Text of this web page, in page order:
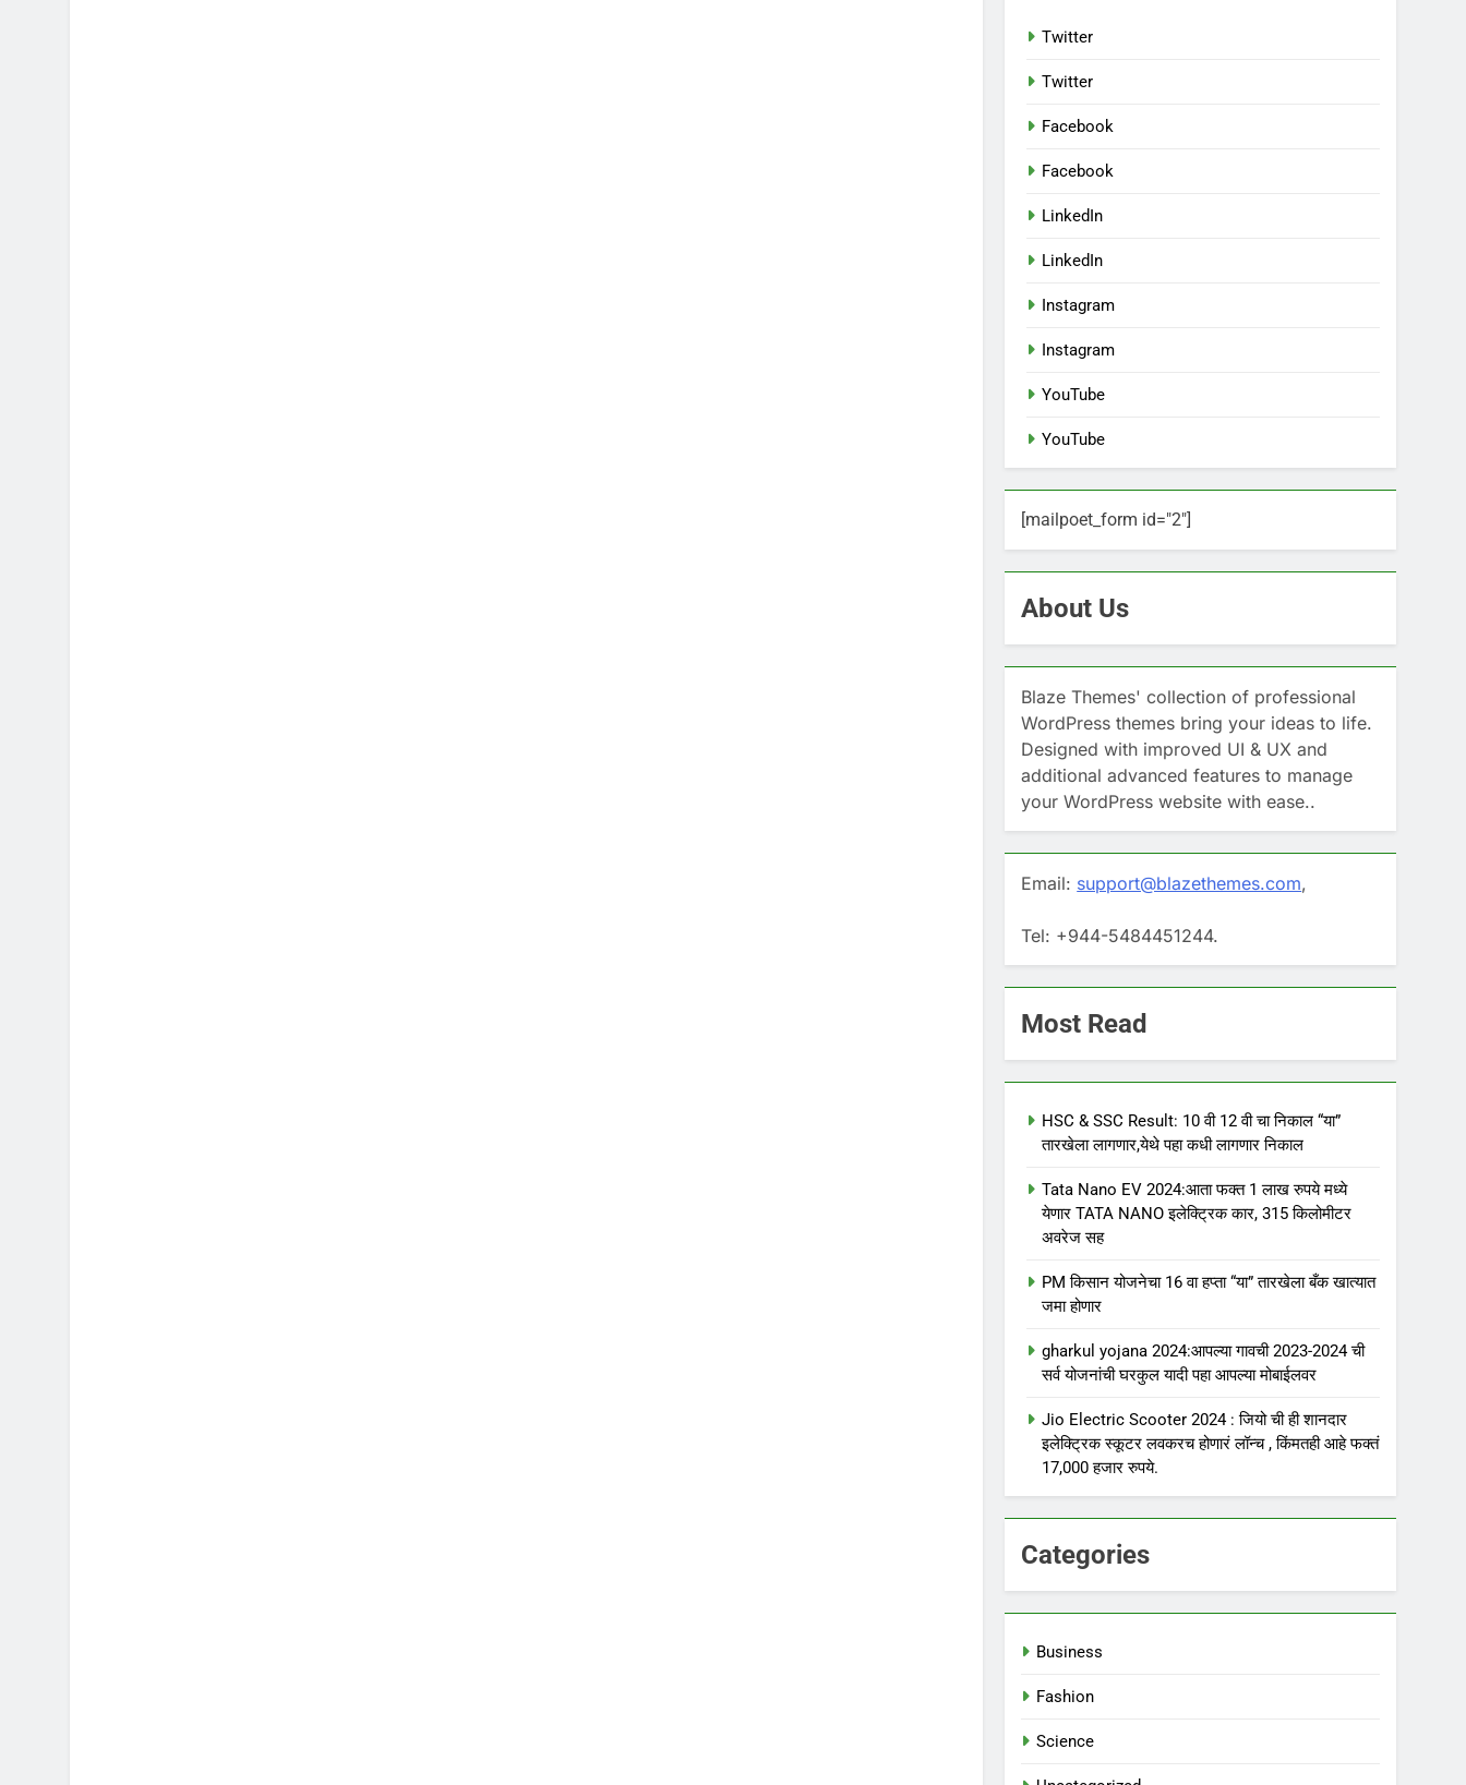
Twitter
Twitter
Facebook
Facebook
LinkedIn
LinkedIn
Instagram
Instagram
YouTube
YouTube
[mailpoet_form id="2"]
About Us
Blaze Themes' collection of professional
WordPress themes bring your ideas to life.
Designed with improved UI & UX and
additional advanced features to manage
your WordPress website with ease..
Email: support@blazethemes.com,
Tel: +944-5484451244.
Most Read
HSC & SSC Result: 10 वी 12 वी चा निकाल “या”
तारखेला लागणार,येथे पहा कधी लागणार निकाल
Tata Nano EV 2024:आता फक्त 1 लाख रुपये मध्ये
येणार TATA NANO इलेक्ट्रिक कार, 315 किलोमीटर
अवरेज सह
PM किसान योजनेचा 16 वा हप्ता “या” तारखेला बँक खात्यात
जमा होणार
gharkul yojana 2024:आपल्या गावची 2023-2024 ची
सर्व योजनांची घरकुल यादी पहा आपल्या मोबाईलवर
Jio Electric Scooter 2024 : जियो ची ही शानदार
इलेक्ट्रिक स्कूटर लवकरच होणारं लॉन्च , किंमतही आहे फक्तं
17,000 हजार रुपये.
Categories
Business
Fashion
Science